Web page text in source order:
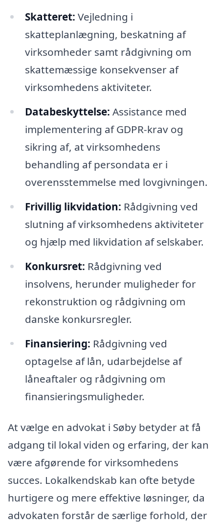
Skatteret: Vejledning i
skatteplanlægning, beskatning af
virksomheder samt rådgivning om
skattemæssige konsekvenser af
virksomhedens aktiviteter.
Databeskyttelse: Assistance med
implementering af GDPR-krav og
sikring af, at virksomhedens
behandling af persondata er i
overensstemmelse med lovgivningen.
Frivillig likvidation: Rådgivning ved
slutning af virksomhedens aktiviteter
og hjælp med likvidation af selskaber.
Konkursret: Rådgivning ved
insolvens, herunder muligheder for
rekonstruktion og rådgivning om
danske konkursregler.
Finansiering: Rådgivning ved
optagelse af lån, udarbejdelse af
låneaftaler og rådgivning om
finansieringsmuligheder.
At vælge en advokat i Søby betyder at få
adgang til lokal viden og erfaring, der kan
være afgørende for virksomhedens
succes. Lokalkendskab kan ofte betyde
hurtigere og mere effektive løsninger, da
advokaten forstår de særlige forhold, der